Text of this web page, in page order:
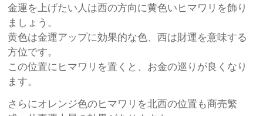
金運を上げたい人は西の方向に黄色いヒマワリを飾り
ましょう。
黄色は金運アップに効果的な色、西は財運を意味する
方位です。
この位置にヒマワリを置くと、お金の巡りが良くなり
ます。
さらにオレンジ色のヒマワリを北西の位置も商売繁